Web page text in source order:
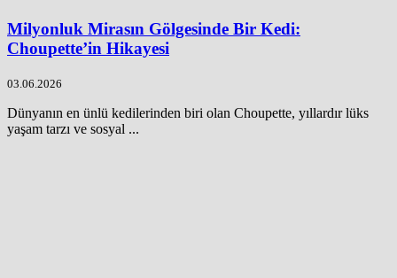
Milyonluk Mirasın Gölgesinde Bir Kedi:
Choupette’in Hikayesi
03.06.2026
Dünyanın en ünlü kedilerinden biri olan Choupette, yıllardır lüks
yaşam tarzı ve sosyal ...